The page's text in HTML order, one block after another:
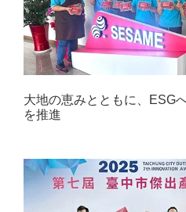
大地の恵みとともに、ESG
を推進